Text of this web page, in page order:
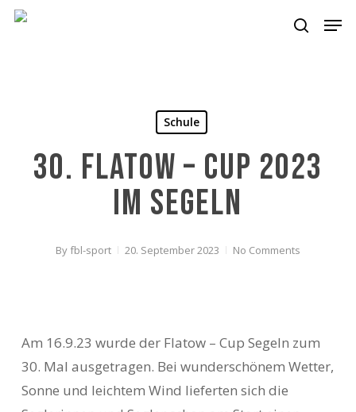
Skip
search
Schule
30. Flatow – Cup 2023
im Segeln
Byfbl-sport 20. September 2023 No Comments
Am 16.9.23 wurde der Flatow – Cup Segeln zum
30. Mal ausgetragen. Bei wunderschönem Wetter,
Sonne und leichtem Wind lieferten sich die